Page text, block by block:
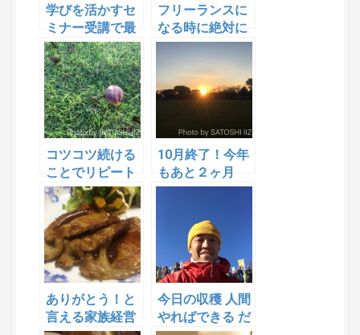
学びを活かすセ
ミナー受講で最
も大切なこと
フリーランスに
なる時に絶対に
やらないと決め
たたった一つの
こと
コツコツ続ける
ことでリピート
率１００％も夢
ではない！
10月終了！今年
もあと２ヶ月
ありがとう！と
言える家族経営
今日の収穫 人間
やればできる だ